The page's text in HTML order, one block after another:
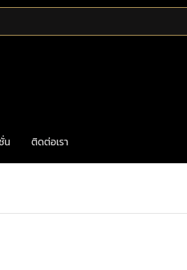
น ติดต่อเรา